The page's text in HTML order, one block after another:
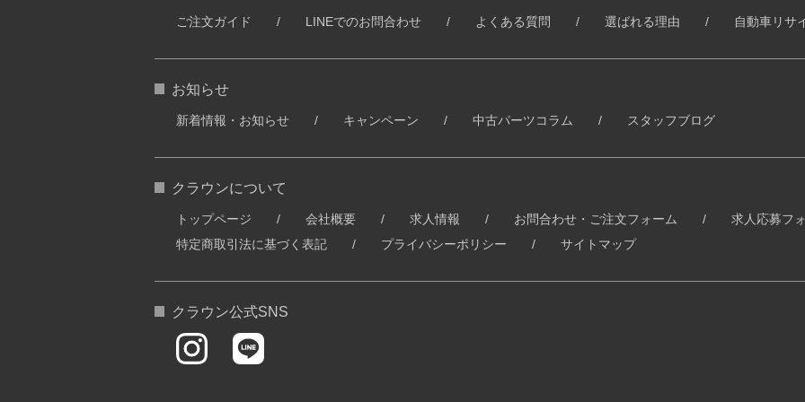
ご注文ガイド LINEでのお問合わせ よくある質問 選ばれる理由 自動車リサ
お知らせ
新着情報・お知らせ キャンペーン 中古パーツコラム スタッフブログ
クラウンについて
トップページ 会社概要 求人情報 お問合わせ・ご注文フォーム
求人応募フ
特定商取引法に基づく表記
プライバシーポリシー サイトマップ
クラウン公式SNS